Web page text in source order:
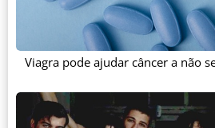
Viagra pode ajudar câncer a não